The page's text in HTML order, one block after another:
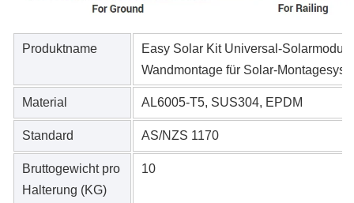
Produktname
Easy Solar Kit Universal-
Wandmontage für Solar-
Material AL6005-T5, SUS304, EPDM
Standard AS/NZS 1170
Bruttogewicht pro
Halterung (KG)
10